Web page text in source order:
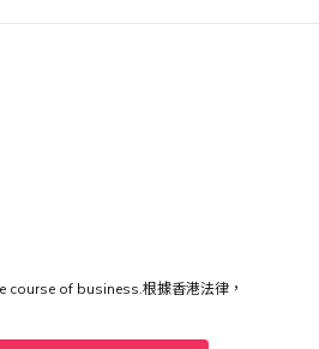
of business.根據香港法律，